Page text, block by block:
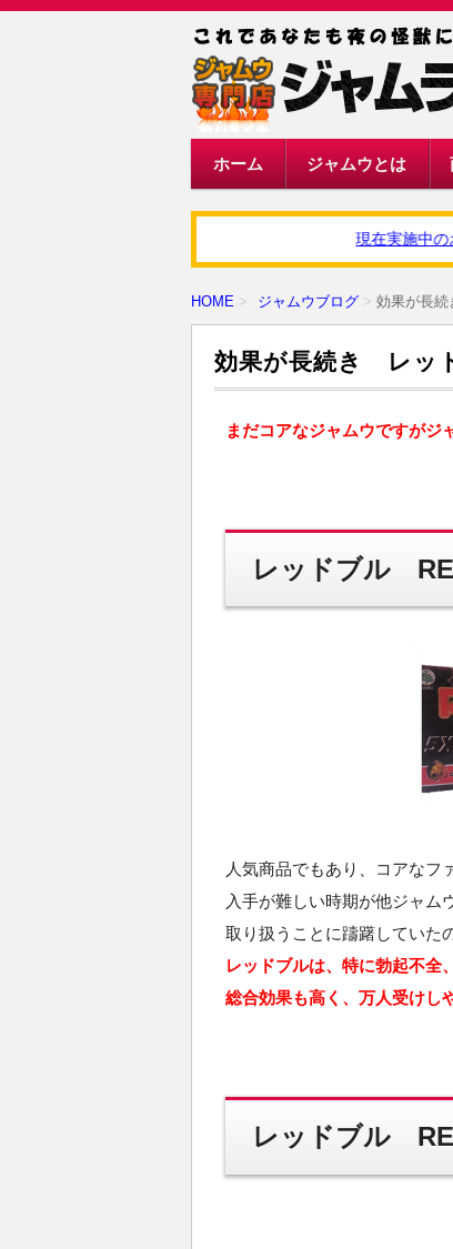
ホーム ジャムウとは
現在実施中のお得
HOME ジャムウブログ 効果が長
効果が長続き レッ
まだコアなジャムウですがジ
レッドブル
人気商品でもあり、コアなフ
入手が難しい時期が他ジャム
取り扱うことに躊躇していた
レッドブルは、特に勃起不全
総合効果も高く、万人受けし
レッドブル